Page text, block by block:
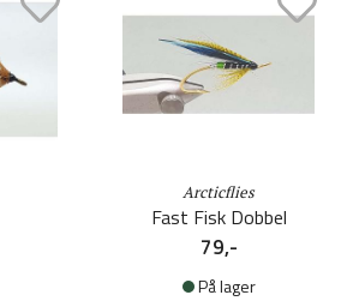
Arcticflies
Fast Fisk Dobbel
79,-
På lager